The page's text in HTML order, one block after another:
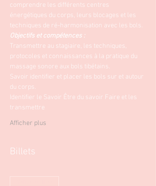
comprendre les différents centres
énergétiques du corps, leurs blocages et les
techniques de ré-harmonisation avec les bols.
Objectifs et compétences :
Transmettre au stagiaire, les techniques,
protocoles et connaissances à la pratique du
massage sonore aux bols tibétains.
Savoir identifier et placer les bols sur et autour
du corps.
Identifier le Savoir Être du savoir Faire et les
transmettre
Afficher plus
Billets